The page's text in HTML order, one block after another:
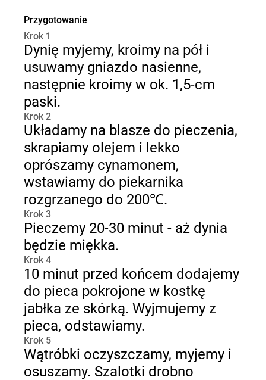
Przygotowanie
Krok 1
Dynię myjemy, kroimy na pół i
usuwamy gniazdo nasienne,
następnie kroimy w ok. 1,5-cm
paski.
Krok 2
Układamy na blasze do pieczenia,
skrapiamy olejem i lekko
oprószamy cynamonem,
wstawiamy do piekarnika
rozgrzanego do 200℃.
Krok 3
Pieczemy 20-30 minut - aż dynia
będzie miękka.
Krok 4
10 minut przed końcem dodajemy
do pieca pokrojone w kostkę
jabłka ze skórką. Wyjmujemy z
pieca, odstawiamy.
Krok 5
Wątróbki oczyszczamy, myjemy i
osuszamy. Szalotki drobno